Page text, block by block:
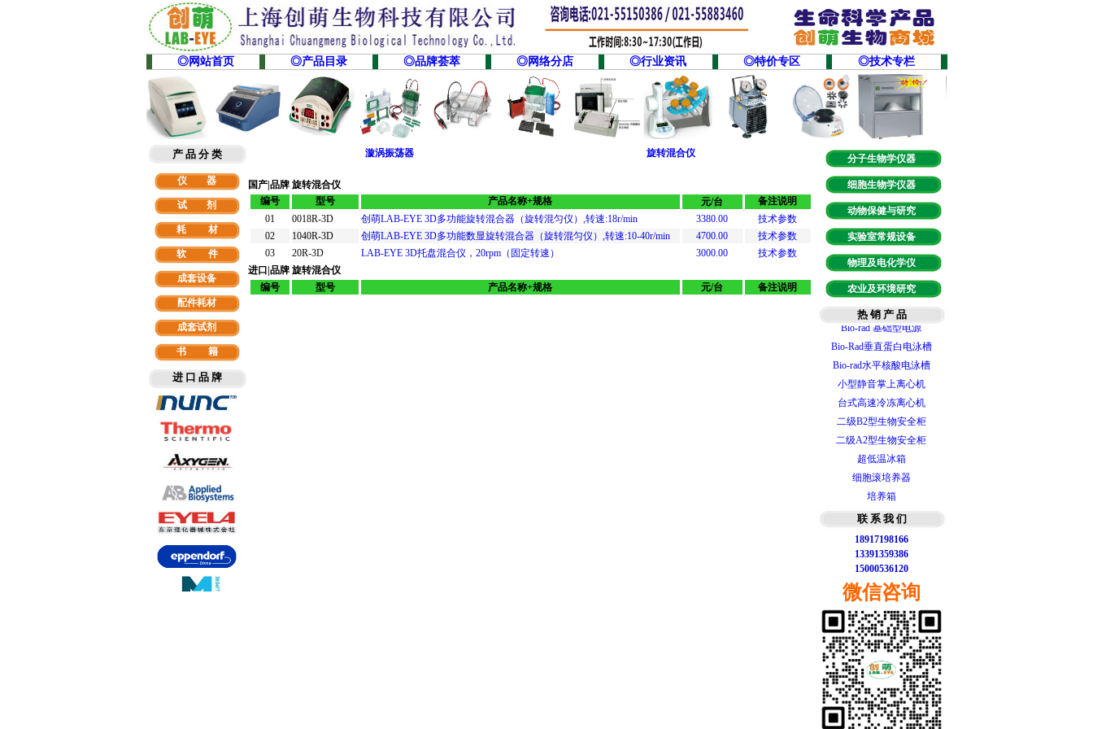
◎网站首页 ◎产品目录 ◎品牌荟萃 ◎网络分店 ◎行业资讯 ◎特价专区 ◎技术专栏
产 品 分 类
仪 器
试 剂
耗 材
软 件
成套设备
配件耗材
成套试剂
书 籍
进 口 品 牌
漩涡振荡器 旋转混合仪
国产|品牌 旋转混合仪
编号
型号 产品名称+规格 元/台
备注说明
01
0018R-3D 创萌LAB-EYE 3D多功能旋转混合器（旋转混匀仪）,转速:18r/min 3380.00
技术参数
02
1040R-3D 创萌LAB-EYE 3D多功能数显旋转混合器（旋转混匀仪）,转速:10-40r/min 4700.00
技术参数
03
20R-3D LAB-EYE 3D托盘混合仪，20rpm（固定转速） 3000.00
技术参数
进口|品牌 旋转混合仪
编号
型号 产品名称+规格 元/台 备注说明
分子生物学仪器
细胞生物学仪器
动物保健与研究
实验室常规设备
物理及电化学仪
农业及环境研究
热 销 产 品
T100型梯度PCR仪
实时荧光定量PCR
微量分光光度计
Bio-rad 基础型电源
Bio-Rad垂直蛋白电泳槽
Bio-rad水平核酸电泳槽
小型静音掌上离心机
台式高速冷冻离心机
二级B2型生物安全柜
二级A2型生物安全柜
超低温冰箱
细胞滚培养器
培养箱
PH酸度计计
智能梯度PCR仪
T100型梯度PCR仪
实时荧光定量PCR
微量分光光度计
Bio-rad 基础型电源
Bio-Rad垂直蛋白电泳槽
Bio-rad水平核酸电泳槽
小型静音掌上离心机
台式高速冷冻离心机
二级B2型生物安全柜
二级A2型生物安全柜
联 系 我 们
18917198166
13391359386
15000536120
微信咨询